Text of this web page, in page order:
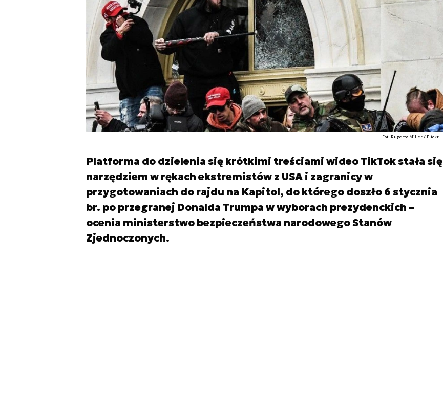
Fot. Ruperto Miller / Flickr
Platforma do dzielenia się krótkimi treściami wideo TikTok stała się
narzędziem w rękach ekstremistów z USA i zagranicy w
przygotowaniach do rajdu na Kapitol, do którego doszło 6 stycznia
br. po przegranej Donalda Trumpa w wyborach prezydenckich –
ocenia ministerstwo bezpieczeństwa narodowego Stanów
Zjednoczonych.